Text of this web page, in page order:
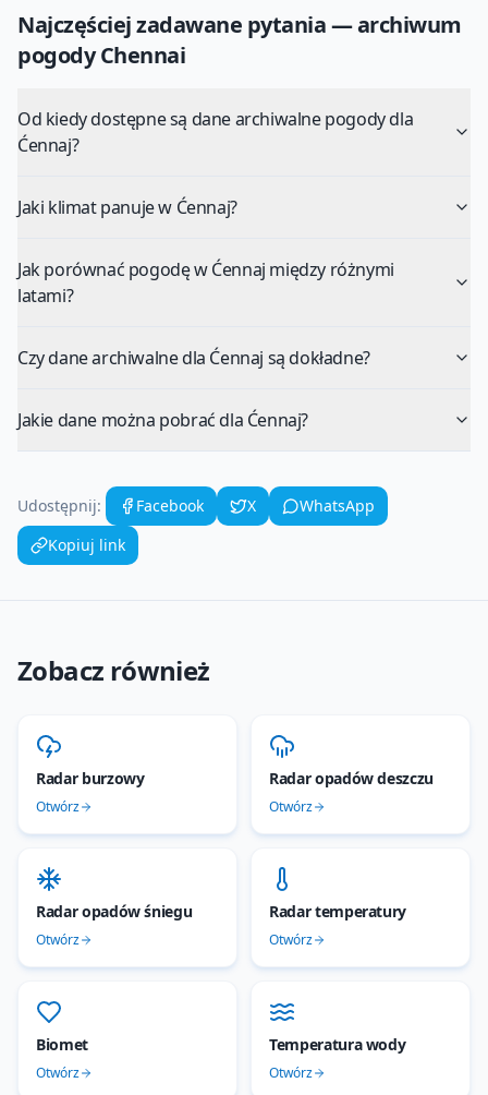
Najczęściej zadawane pytania — archiwum
pogodyChennai
Od kiedy dostępne są dane archiwalne pogody dla
Ćennaj?
Jaki klimat panuje w Ćennaj?
Jak porównać pogodę w Ćennaj między różnymi
latami?
Czy dane archiwalne dla Ćennaj są dokładne?
Jakie dane można pobrać dla Ćennaj?
Udostępnij: Facebook X
WhatsApp
Kopiuj link
Zobacz również
Radar burzowy
Otwórz
Radar opadów deszczu
Otwórz
Radar opadów śniegu
Otwórz
Radar temperatury
Otwórz
Biomet
Otwórz
Temperatura wody
Otwórz